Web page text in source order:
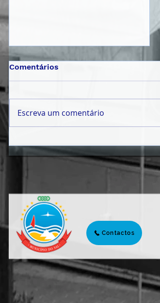
𝟮𝟬𝟮𝟲 | 𝗣𝗔𝗟𝗘𝗦𝗧𝗥𝗔
𝗜𝗡𝗖𝗘𝗡𝗧𝗜𝗩𝗔 𝗝𝗢𝗩𝗘𝗡𝗦 À
Comentários
Escreva um comentário
Contactos